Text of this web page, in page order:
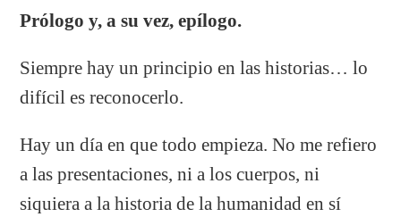
Prólogo y, a su vez, epílogo.
Siempre hay un principio en las historias… lo
difícil es reconocerlo.
Hay un día en que todo empieza. No me refiero
a las presentaciones, ni a los cuerpos, ni
siquiera a la historia de la humanidad en sí